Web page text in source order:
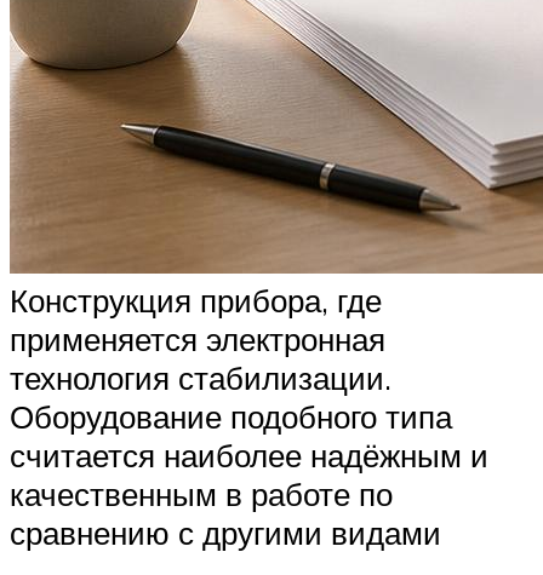
Конструкция прибора, где
применяется электронная
технология стабилизации.
Оборудование подобного типа
считается наиболее надёжным и
качественным в работе по
сравнению с другими видами